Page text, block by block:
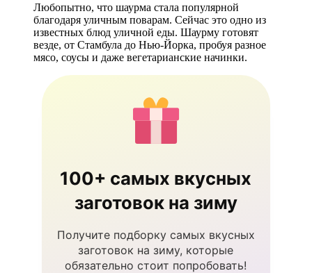
Любопытно, что шаурма стала популярной
благодаря уличным поварам. Сейчас это одно из
известных блюд уличной еды. Шаурму готовят
везде, от Стамбула до Нью-Йорка, пробуя разное
мясо, соусы и даже вегетарианские начинки.
100+ самых вкусных
заготовок на зиму
Получите подборку самых вкусных
заготовок на зиму, которые
обязательно стоит попробовать!